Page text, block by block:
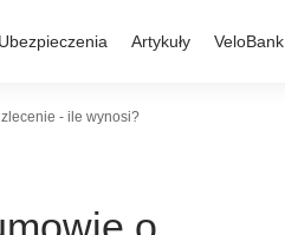
Ubezpieczenia Artykuły VeloBank
- ile wynosi?